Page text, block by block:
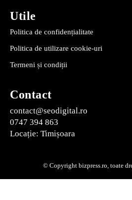
Utile
Politica de confidențialitate
Politica de utilizare cookie-uri
Termeni și condiții
Contact
contact@seodigital.ro
0747 394 863
Locație: Timișoara
© Copyright bizpress.ro, toate